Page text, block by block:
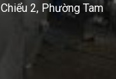
2, Phường Tam